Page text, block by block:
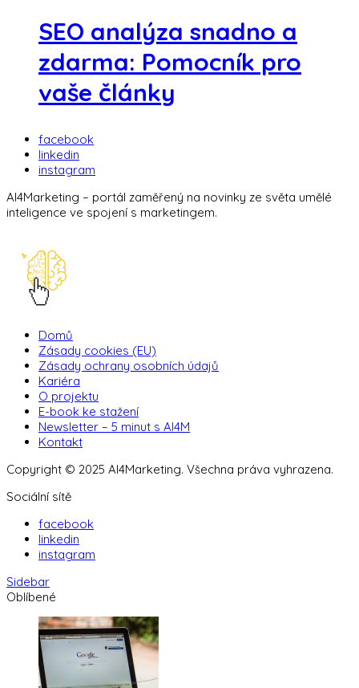
SEO analýza snadno a
zdarma: Pomocník pro
vaše články
facebook
linkedin
instagram
AI4Marketing – portál zaměřený na novinky ze světa umělé
inteligence ve spojení s marketingem.
Domů
Zásady cookies (EU)
Zásady ochrany osobních údajů
Kariéra
O projektu
E-book ke stažení
Newsletter – 5 minut s AI4M
Kontakt
Copyright © 2025 AI4Marketing. Všechna práva vyhrazena.
Sociální sítě
facebook
linkedin
instagram
Sidebar
Oblíbené